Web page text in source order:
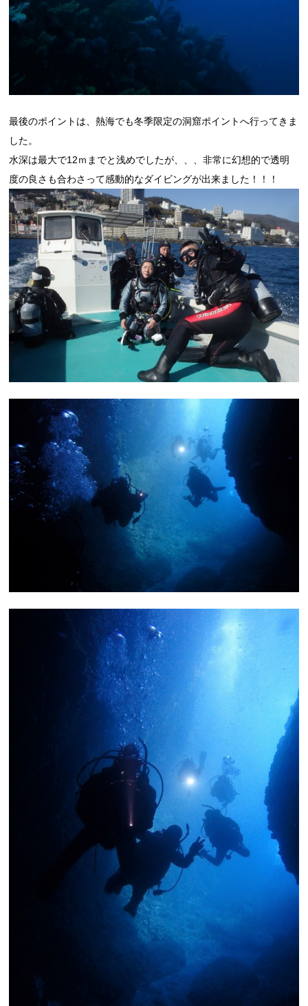
最後のポイントは、熱海でも冬季限定の洞窟ポイントへ行ってきま
した。
水深は最大で12ｍまでと浅めでしたが、、、非常に幻想的で透明
度の良さも合わさって感動的なダイビングが出来ました！！！